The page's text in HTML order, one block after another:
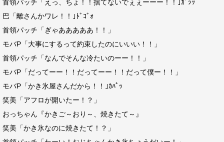
首領パッチ「えっ、ちょ！！捨てないでぇぇーーー！！｣ｶﾞｼｯ
巴「離さんかワレ！！｣ﾄﾞｺﾞｫ
首領パッチ「ぎゃあああああ！！」
モバP「大事にするって約束したのにいいい！！」
首領パッチ「なんでそんな冷たいのーー！！」
モバP「だってーー！！だってーー！！だって僕ー！！」
モバP「かき氷屋さんだから！！｣ｶﾊﾟｯ
笑美「アフロが開いたー！？」
おっちゃん『かきご～おり～、焼きたて～』
笑美「かき氷なのに焼きたて！？」